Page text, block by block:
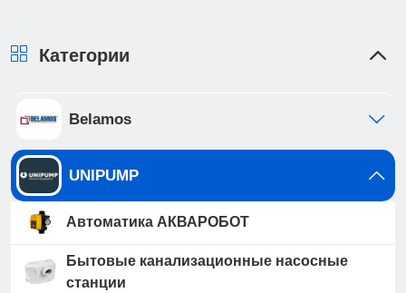
Категории
Belamos
UNIPUMP
Автоматика АКВАРОБОТ
Бытовые канализационные насосные
станции